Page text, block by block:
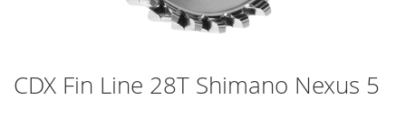
CDX Fin Line 28T Shimano Nexus 5
Ga
naar